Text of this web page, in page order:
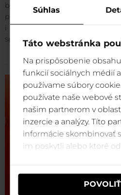
Súhlas
Táto webstránka
Na prispôsobenie
funkcií sociálnych médií
používame súbory
používate naše webové
našim partnerom v
inzercie a analýzy. Títo
informácie skombinovať
im poskytli alebo ktoré
bezpečí a pod odborným
přispívá i možnost zapůjčení si
i jejichprémiový servis
spolehlivé
uložení .